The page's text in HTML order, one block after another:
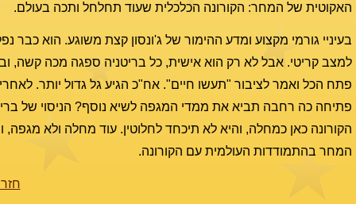
האקוטית של המחר: הקורונה הכלכלית שעוד תחלחל ותכה בעולם.
בעיניי גורמי מקצוע ומדע ההימור של ג'ונסון קצת משוגע. הוא
למצב קריטי. אבל לא רק הוא אישית, כל בריטניה ספגה מכה קשה,
פתח הכל ואמר לציבור "תעשו חיים". אח"כ הגיע גל גדול יותר.
פתיחה כה רחבה תביא את ממדי המגפה לשיא נוסף? הניסוי של
הקורונה כאן כמחלה, והיא לא תיכחד לחלוטין. עוד מחלה ולא
המחר בהתמודדות העולמית עם הקורונה.